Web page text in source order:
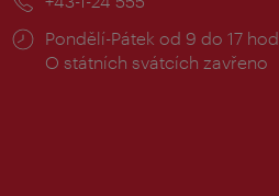
Provozní
doba:
Pondělí-Pátek od 9 do 17
O státních svátcích zavřeno